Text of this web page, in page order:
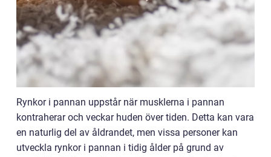
Rynkor i pannan uppstår när musklerna i pannan
kontraherar och veckar huden över tiden. Detta kan vara
en naturlig del av åldrandet, men vissa personer kan
utveckla rynkor i pannan i tidig ålder på grund av